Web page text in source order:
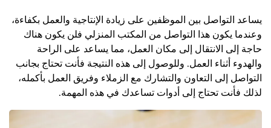
يساعد التواصل بين الموظفين على زيادة الإنتاجية والعمل بكفاءة،
وعندما يكون هذا التواصل من المكتب المنزلي فلن يكون هناك
حاجة إلى الانتقال إلى مكان العمل، مما يساعد على الراحة
والهدوء أثناء العمل. وللوصول إلى هذه النتيجة فأنت تحتاج بجانب
التواصل إلى التعاون والتشارك مع الزملاء وفريق العمل بأكمله،
لذلك فأنت تحتاج إلى أدوات تساعدك في هذه المهمة.